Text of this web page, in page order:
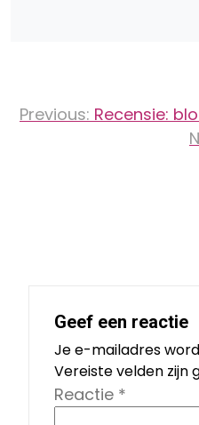
navigatie
Previous: Recensie:
Geef een reactie
Je e-mailadres
Vereiste velden zijn
Reactie *